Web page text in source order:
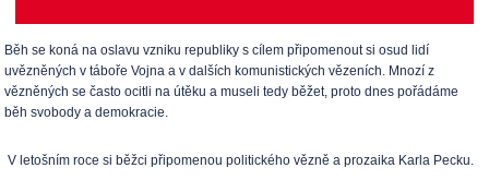
Běh se koná na oslavu vzniku republiky s cílem připomenout si osud lidí
uvězněných v táboře Vojna a v dalších komunistických vězeních. Mnozí z
vězněných se často ocitli na útěku a museli tedy běžet, proto dnes pořádáme
běh svobody a demokracie.
V letošním roce si běžci připomenou politického vězně a prozaika Karla Pecku.